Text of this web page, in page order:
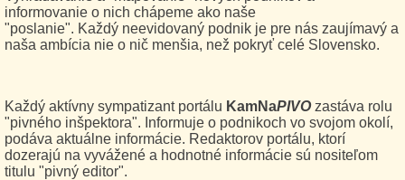
informovanie o nich chápeme ako naše
"poslanie". Každý neevidovaný podnik je pre nás zaujímavý a
naša ambícia nie o nič menšia, než pokryť celé Slovensko.
Každý aktívny sympatizant portálu KamNaPIVOzastáva rolu
"pivného inšpektora". Informuje o podnikoch vo svojom okolí,
podáva aktuálne informácie. Redaktorov portálu, ktorí
dozerajú na vyvážené a hodnotné informácie sú nositeľom
titulu "pivný editor".